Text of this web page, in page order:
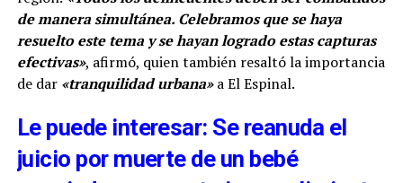
de manera simultánea. Celebramos que se haya
resuelto este tema y se hayan logrado estas capturas
efectivas», afirmó, quien también resaltó la importancia
de dar «tranquilidad urbana»a El Espinal.
Le puede interesar: Se reanuda el
juicio por muerte de un bebé